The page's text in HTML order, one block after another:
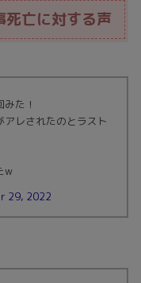
亡に対する声
た！
レされたのとラスト
w
29, 2022